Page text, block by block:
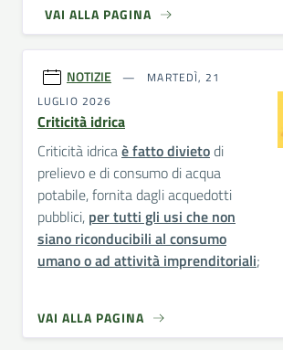
VAI ALLA PAGINA
NOTIZIE
MARTEDÌ, 21
LUGLIO 2026
Criticità idrica
Criticità idricaè fatto divietodi
prelievo e di consumo di acqua
potabile, fornita dagli acquedotti
pubblici, per tutti gli usi che non
siano riconducibili al consumo
umano o ad attività imprenditoriali;
VAI ALLA PAGINA